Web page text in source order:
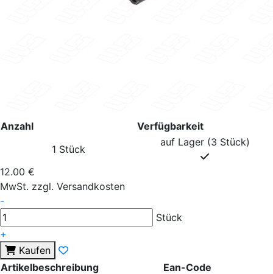
Anzahl
Verfügbarkeit
1 Stück
auf Lager (3 Stück)
12.00 €
MwSt. zzgl. Versandkosten
-
Stück
+
Kaufen
Artikelbeschreibung
Ean-Code